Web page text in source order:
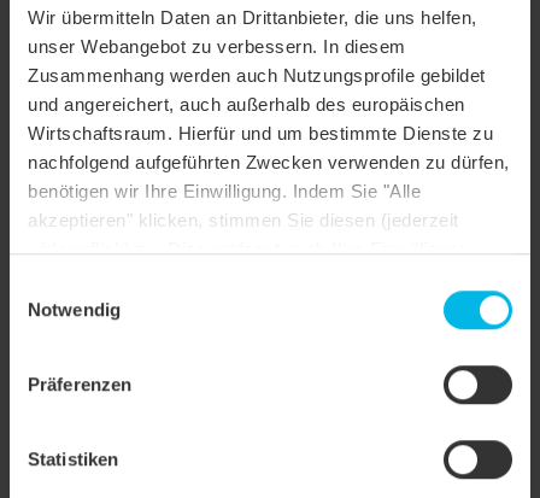
Wir übermitteln Daten an Drittanbieter, die uns helfen,
unser Webangebot zu verbessern. In diesem
Zusammenhang werden auch Nutzungsprofile gebildet
und angereichert, auch außerhalb des europäischen
Wirtschaftsraum. Hierfür und um bestimmte Dienste zu
nachfolgend aufgeführten Zwecken verwenden zu dürfen,
benötigen wir Ihre Einwilligung. Indem Sie "Alle
akzeptieren" klicken, stimmen Sie diesen (jederzeit
widerruflich) zu. Dies umfasst auch Ihre Einwilligung
Einstellungen ändern oder die Datenverarbeitung
Notwendig
Präferenzen
Statistiken
DETAILS
MODELL FUTURA
Produktfamilie Flachdachziegel
Produktgruppe Dachziegel
Oberfläche